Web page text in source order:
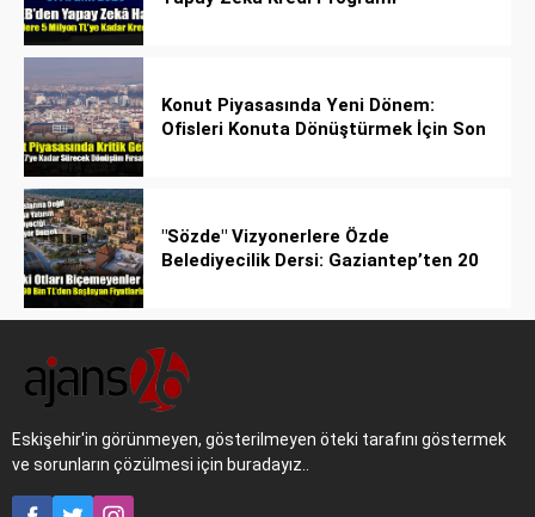
Konut Piyasasında Yeni Dönem:
Ofisleri Konuta Dönüştürmek İçin Son
"Sözde" Vizyonerlere Özde
Belediyecilik Dersi: Gaziantep’ten 20
Eskişehir'in görünmeyen, gösterilmeyen öteki tarafını göstermek
ve sorunların çözülmesi için buradayız..